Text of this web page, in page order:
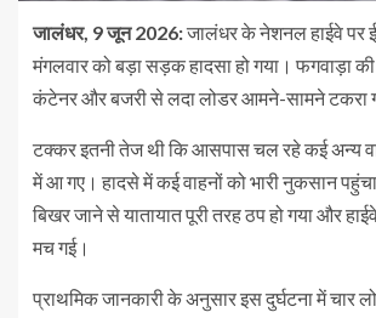
जालंधर, 9 जून 2026:जालंधर के नेशनल हाईवे पर
मंगलवार को बड़ा सड़क हादसा हो गया। फगवाड़ा
कंटेनर और बजरी से लदा लोडर आमने-सामने टकरा
टक्कर इतनी तेज थी कि आसपास चल रहे कई अन्य
में आ गए। हादसे में कई वाहनों को भारी नुकसान
बिखर जाने से यातायात पूरी तरह ठप हो गया और
मच गई।
प्राथमिक जानकारी के अनुसार इस दुर्घटना में चार